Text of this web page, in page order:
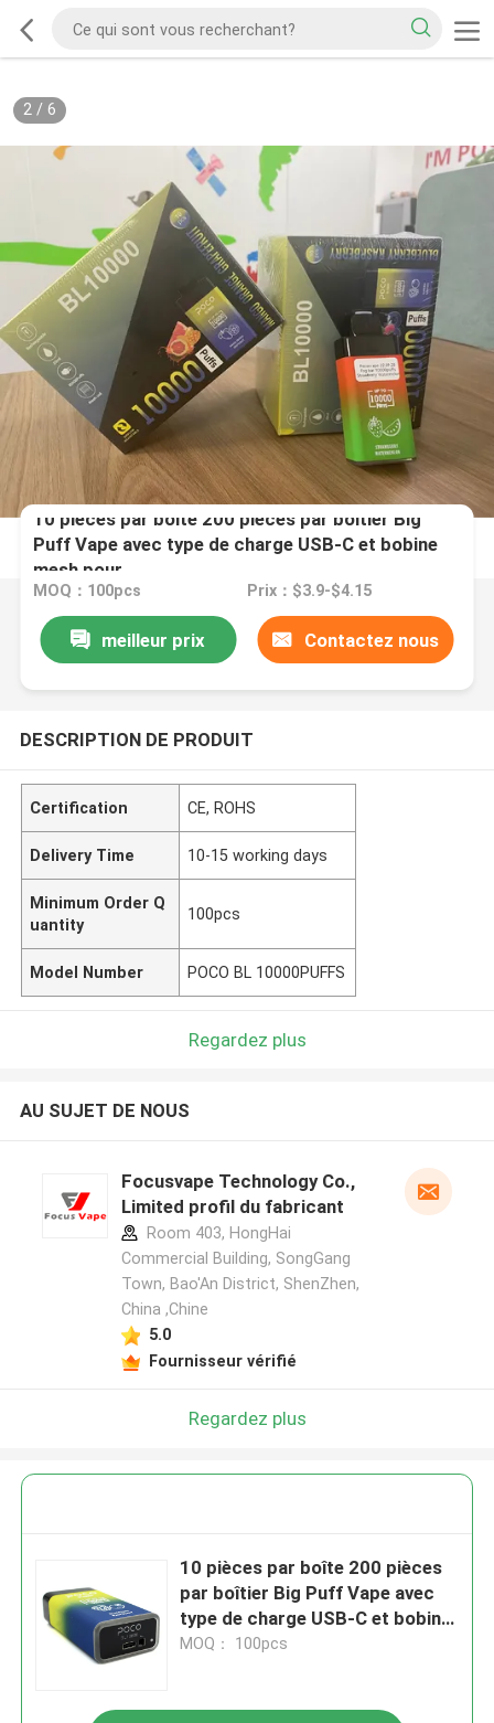
2/ 6
10 pièces par boîte 200 pièces par boîtier Big
Puff Vape avec type de charge USB-C et bobine
mesh pour
MOQ：100pcs Prix：$3.9-$4.15
meilleur prix Contactez nous
DESCRIPTION DE PRODUIT
Certification CE, ROHS
Delivery Time 10-15 working days
Minimum Order Q
uantity
100pcs
Model Number POCO BL 10000PUFFS
Regardez plus
AU SUJET DE NOUS
Focusvape Technology Co.,
Limited profil du fabricant
Room 403, HongHai
Commercial Building, SongGang
Town, Bao'An District, ShenZhen,
China ,Chine
5.0
Fournisseur vérifié
Regardez plus
10 pièces par boîte 200 pièces
par boîtier Big Puff Vape avec
type de charge USB-C et bobine
mesh pour
MOQ： 100pcs